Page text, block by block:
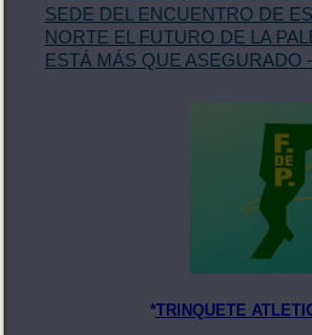
SEDE DEL ENCUENTRO DE
NORTE EL FUTURO DE LA
ESTÁ MÁS QUE ASEGURADO
*TRINQUETE